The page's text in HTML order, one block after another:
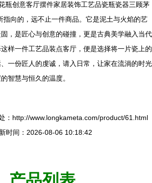
瓶创意客厅摆件家居装饰工艺品瓷瓶瓷器三顾茅
指向的，远不止一件商品。它是泥土与火焰的艺
，是匠心与创意的碰撞，更是古典美学融入当代
样一件工艺品装点客厅，便是选择将一片瓷上的
一份匠人的虔诚，请入日常，让家在流淌的时光
智慧与恒久的温度。
：http://www.longkameta.com/product/61.html
时间：2026-08-06 10:18:42